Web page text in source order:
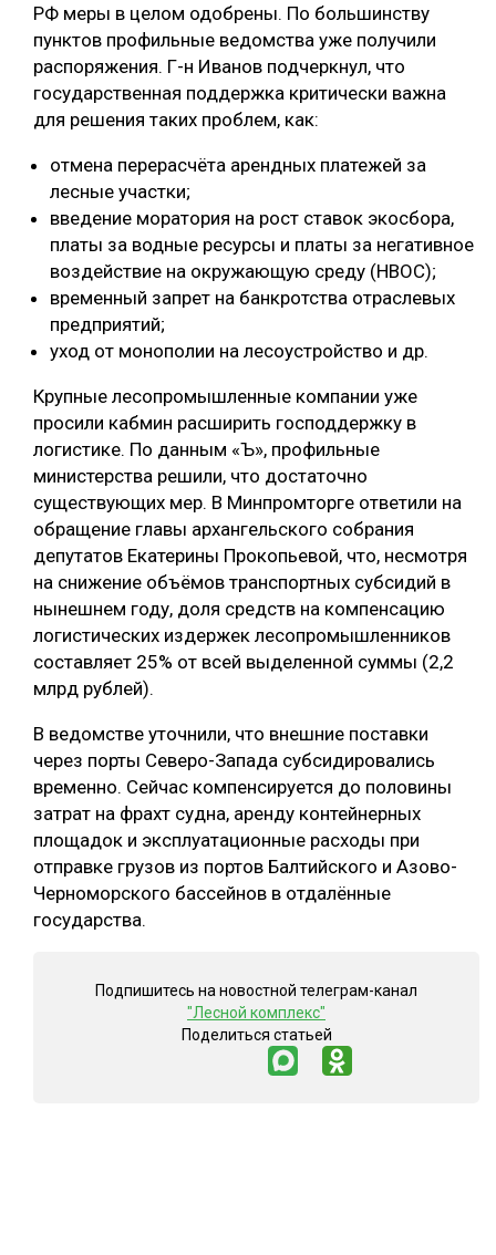
РФ меры в целом одобрены. По большинству
пунктов профильные ведомства уже получили
распоряжения. Г-н Иванов подчеркнул, что
государственная поддержка критически важна
для решения таких проблем, как:
отмена перерасчёта арендных платежей за
лесные участки;
введение моратория на рост ставок экосбора,
платы за водные ресурсы и платы за негативное
воздействие на окружающую среду (НВОС);
временный запрет на банкротства отраслевых
предприятий;
уход от монополии на лесоустройство и др.
Крупные лесопромышленные компании уже
просили кабмин расширить господдержку в
логистике. По данным «Ъ», профильные
министерства решили, что достаточно
существующих мер. В Минпромторге ответили на
обращение главы архангельского собрания
депутатов Екатерины Прокопьевой, что, несмотря
на снижение объёмов транспортных субсидий в
нынешнем году, доля средств на компенсацию
логистических издержек лесопромышленников
составляет 25% от всей выделенной суммы (2,2
млрд рублей).
В ведомстве уточнили, что внешние поставки
через порты Северо-Запада субсидировались
временно. Сейчас компенсируется до половины
затрат на фрахт судна, аренду контейнерных
площадок и эксплуатационные расходы при
отправке грузов из портов Балтийского и Азово-
Черноморского бассейнов в отдалённые
государства.
Подпишитесь на новостной телеграм-канал
"Лесной комплекс"
Поделиться статьей